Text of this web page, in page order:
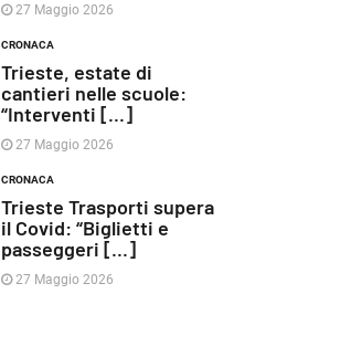
27 Maggio 2026
CRONACA
Trieste, estate di
cantieri nelle scuole:
“Interventi [...]
27 Maggio 2026
CRONACA
Trieste Trasporti supera
il Covid: “Biglietti e
passeggeri [...]
27 Maggio 2026